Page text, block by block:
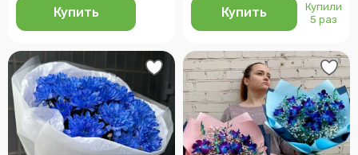
Купить Купить
Купили
5 раз